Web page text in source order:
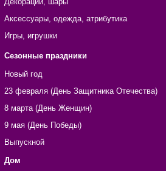
Аксессуары, одежда, атрибутика
Игры, игрушки
Сезонные праздники
Новый год
23 февраля (День Защитника Отечества)
8 марта (День Женщин)
9 мая (День Победы)
Выпускной
Дом